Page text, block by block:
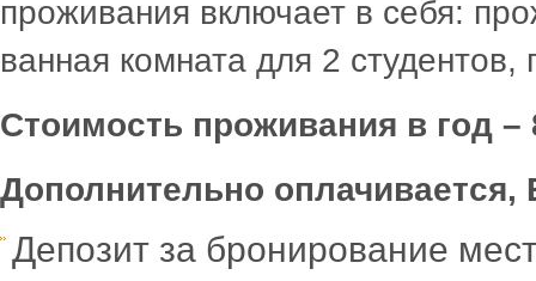
проживания включает в себя:
ванная комната для 2
Стоимость проживания в год –
Дополнительно оплачивается,
Депозит за бронирование